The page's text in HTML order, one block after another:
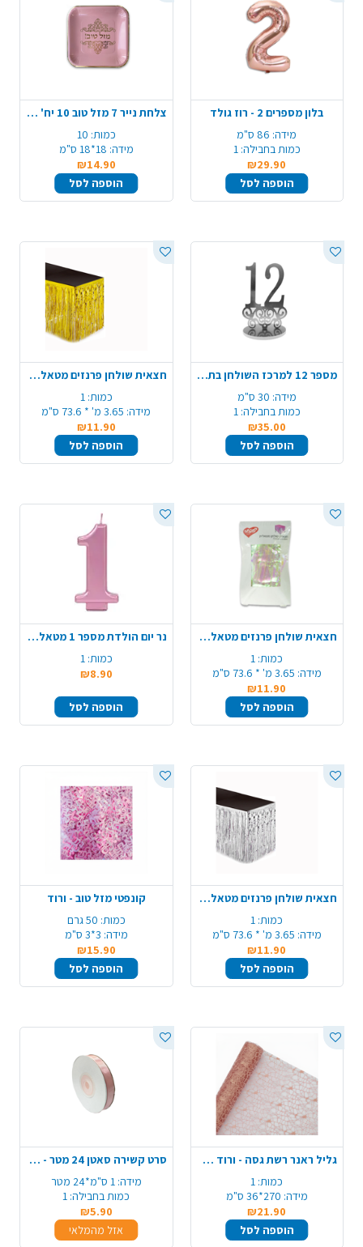
בלון מספרים 2 - רוז גולד
מידה: 86 ס"מ
כמות בחבילה: 1
₪29.90
הוספה לסל
צלחת נייר 7 מזל טוב 10 יח' - ורוד עתיק
כמות: 10
מידה: 18*18 ס"מ
₪14.90
הוספה לסל
מספר 12 למרכז השולחן בת מצווה - כסף
מידה: 30 ס"מ
כמות בחבילה: 1
₪35.00
הוספה לסל
חצאית שולחן פרנזים מטאלי - זהב
כמות: 1
מידה: 3.65 מ' * 73.6 ס"מ
₪11.90
הוספה לסל
חצאית שולחן פרנזים מטאלי - לבן אולטרה
כמות: 1
מידה: 3.65 מ' * 73.6 ס"מ
₪11.90
הוספה לסל
נר יום הולדת מספר 1 מטאלי גדול - רוזגולד
כמות: 1
₪8.90
הוספה לסל
חצאית שולחן פרנזים מטאלי - כסף
כמות: 1
מידה: 3.65 מ' * 73.6 ס"מ
₪11.90
הוספה לסל
קונפטי מזל טוב - ורוד
כמות: 50 גרם
מידה: 3*3 ס"מ
₪15.90
הוספה לסל
גליל ראנר רשת גסה - ורוד עתיק
כמות: 1
מידה: 270*36 ס"מ
₪21.90
הוספה לסל
סרט קשירה סאטן 24 מטר - ורוד
מידה: 1 ס"מ*24 מטר
כמות בחבילה: 1
₪5.90
אזל מהמלאי